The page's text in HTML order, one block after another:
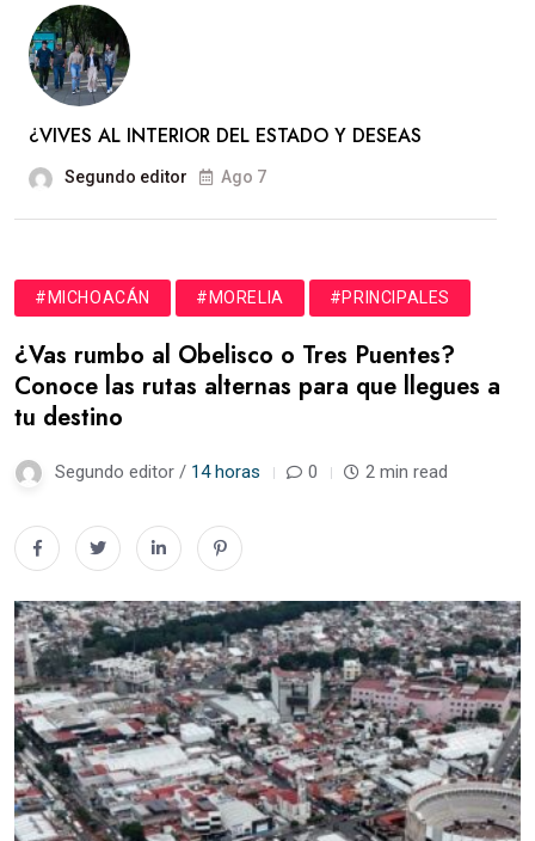
¿VIVES AL INTERIOR DEL ESTADO Y DESEAS
Segundo editor Ago 7
#MICHOACÁN #MORELIA #PRINCIPALES
¿Vas rumbo al Obelisco o Tres Puentes?
Conoce las rutas alternas para que llegues a
tu destino
Segundo editor / 14 horas 0 2 min read